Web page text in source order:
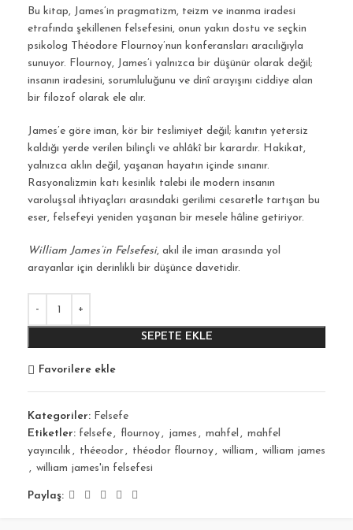
Bu kitap, James’in pragmatizm, teizm ve inanma iradesi
etrafında şekillenen felsefesini, onun yakın dostu ve seçkin
psikolog Théodore Flournoy’nun konferansları aracılığıyla
sunuyor. Flournoy, James’i yalnızca bir düşünür olarak değil;
insanın iradesini, sorumluluğunu ve dinî arayışını ciddiye alan
bir filozof olarak ele alır.
James’e göre iman, kör bir teslimiyet değil; kanıtın yetersiz
kaldığı yerde verilen bilinçli ve ahlâkî bir karardır. Hakikat,
yalnızca aklın değil, yaşanan hayatın içinde sınanır.
Rasyonalizmin katı kesinlik talebi ile modern insanın
varoluşsal ihtiyaçları arasındaki gerilimi cesaretle tartışan bu
eser, felsefeyi yeniden yaşanan bir mesele hâline getiriyor.
William James’in Felsefesi, akıl ile iman arasında yol
arayanlar için derinlikli bir düşünce davetidir.
SEPETE EKLE
Favorilere ekle
Kategoriler: Felsefe
Etiketler: felsefe, flournoy, james , mahfel , mahfel
yayıncılık , théeodor, théodor flournoy, william , william james
, william james'in felsefesi
Paylaş: